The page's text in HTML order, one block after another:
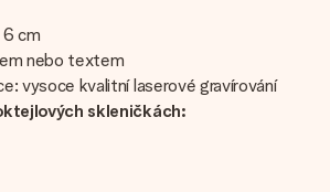
6 cm
nebo textem
vysoce kvalitní laserové gravírování
skleničkách: